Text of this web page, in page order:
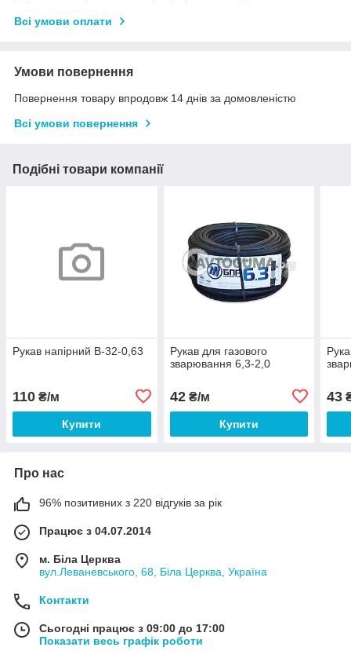
Всі умови оплати
Умови повернення
Повернення товару впродовж 14 днів за домовленістю
Всі умови повернення
Подібні товари компанії
Рукав напірний В-32-0,63
110 ₴/м
Купити
Рукав для газового
зварювання 6,3-2,0
42₴/м
Купити
43
Про нас
96% позитивних з 220 відгуків за рік
Працює з 04.07.2014
м. Біла Церква
вул.Леваневського, 68, Біла Церква, Україна
Контакти
Сьогодні працює з 09:00 до 17:00
Показати весь графік роботи